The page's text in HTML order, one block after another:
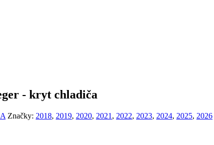
- kryt chladiča
Značky: 2018, 2019, 2020, 2021 , 2022, 2023, 2024, 2025, 2026